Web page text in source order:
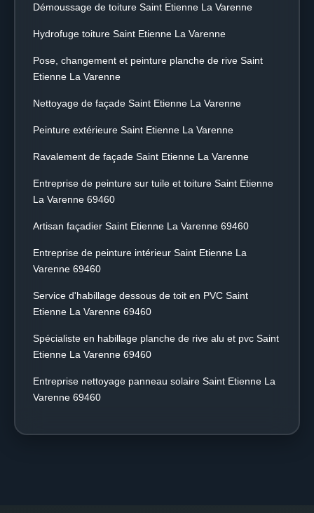
Démoussage de toiture Saint Etienne La Varenne
Hydrofuge toiture Saint Etienne La Varenne
Pose, changement et peinture planche de rive Saint
Etienne La Varenne
Nettoyage de façade Saint Etienne La Varenne
Peinture extérieure Saint Etienne La Varenne
Ravalement de façade Saint Etienne La Varenne
Entreprise de peinture sur tuile et toiture Saint Etienne
La Varenne 69460
Artisan façadier Saint Etienne La Varenne 69460
Entreprise de peinture intérieur Saint Etienne La
Varenne 69460
Service d'habillage dessous de toit en PVC Saint
Etienne La Varenne 69460
Spécialiste en habillage planche de rive alu et pvc Saint
Etienne La Varenne 69460
Entreprise nettoyage panneau solaire Saint Etienne La
Varenne 69460